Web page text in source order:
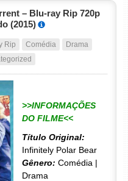
– Blu-ray Rip 720p
(2015)
Rip Comédia
Drama
>>INFORMAÇÕES
DO FILME<<
Título Original:
Infinitely Polar Bear
Gênero: Comédia |
Drama